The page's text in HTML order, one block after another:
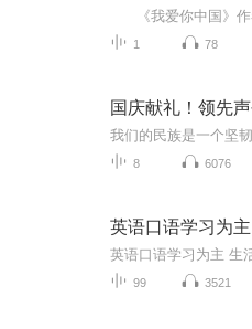
1 78
国庆献礼！领先
8 6076
英语口语学习为
英语口语学习为主 生
99 3521